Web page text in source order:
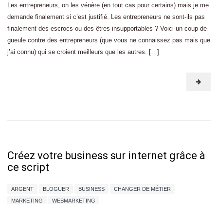
Les entrepreneurs, on les vénère (en tout cas pour certains) mais je me
demande finalement si c’est justifié. Les entrepreneurs ne sont-ils pas
finalement des escrocs ou des êtres insupportables ? Voici un coup de
gueule contre des entrepreneurs (que vous ne connaissez pas mais que
j’ai connu) qui se croient meilleurs que les autres. […]
Créez votre business sur internet grâce à
ce script
ARGENT BLOGUER BUSINESS
CHANGER DE MÉTIER
MARKETING
WEBMARKETING